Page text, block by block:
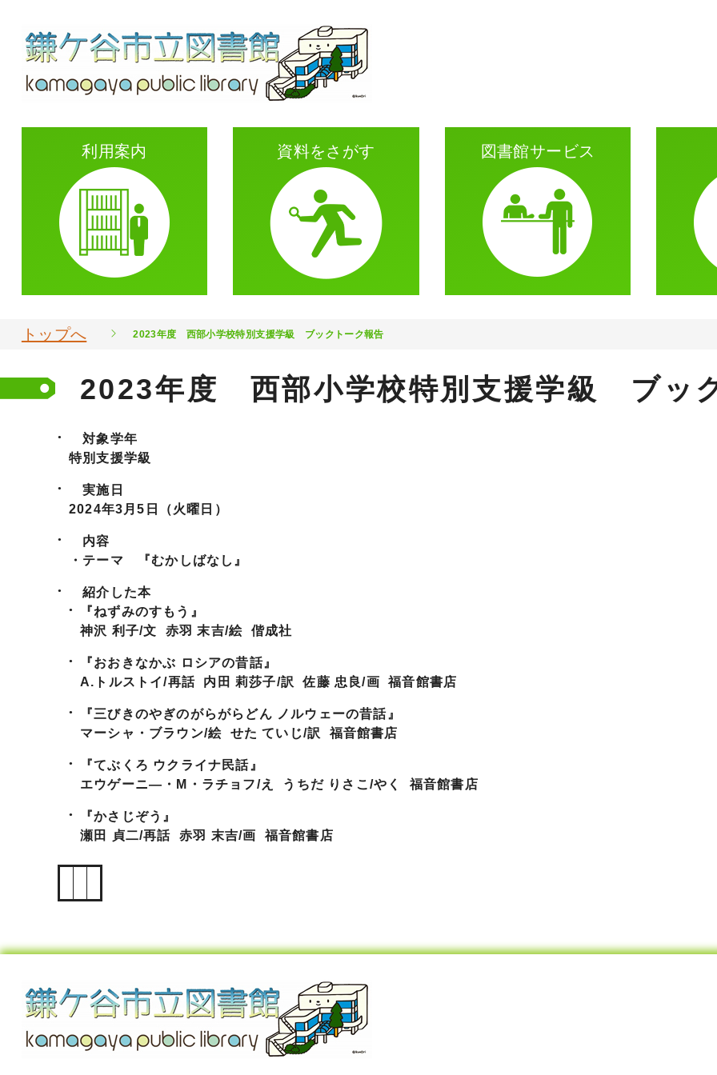
利用案内 資料をさがす 図書館サービス
トップへ 2023年度 西部小学校特別支援学級 ブックトーク報告
2023年度 西部小学校特別支援学級 ブッ
対象学年
特別支援学級
実施日
2024年3月5日（火曜日）
内容
・テーマ 『むかしばなし』
紹介した本
『ねずみのすもう』
神沢 利子/文 赤羽 末吉/絵 偕成社
『おおきなかぶ ロシアの昔話』
A.トルストイ/再話 内田 莉莎子/訳 佐藤 忠良/画 福音館書店
『三びきのやぎのがらがらどん ノルウェーの昔話』
マーシャ・ブラウン/絵 せた ていじ/訳 福音館書店
『てぶくろ ウクライナ民話』
エウゲーニ―・M・ラチョフ/え うちだ りさこ/やく 福音館書店
『かさじぞう』
瀬田 貞二/再話 赤羽 末吉/画 福音館書店